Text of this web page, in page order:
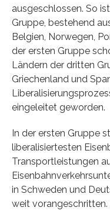
ausgeschlossen. So
Gruppe, bestehend
Belgien, Norwegen,
der ersten Gruppe
Ländern der dritten
Griechenland und
eingeleitet geworden.
In der ersten Gruppe
liberalisiertesten
Transportleistungen
in Schweden und
weit